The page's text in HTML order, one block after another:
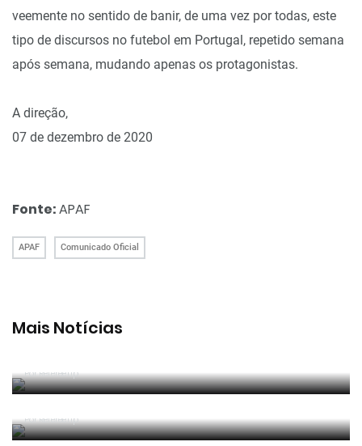
veemente no sentido de banir, de uma vez por todas, este
tipo de discursos no futebol em Portugal, repetido semana
após semana, mudando apenas os protagonistas.
A direção,
07 de dezembro de 2020
Fonte:APAF
APAF Comunicado Oficial
Mais Notícias
Por RefereeTip
João Pinheiro nomeado pela FIFA para o Mundial
Por RefereeTip
APAF espera que câmaras corporais possam